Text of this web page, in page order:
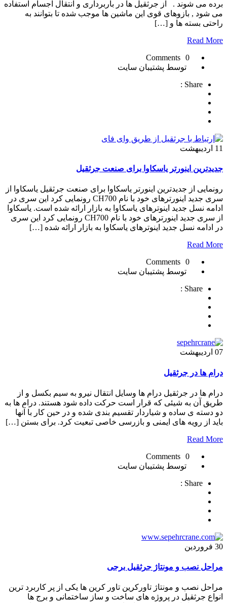
برده می شوند . از جرثقیل ها در باربرداری و انتقال اجسام استفاده
می شود , بازوهای قوی این ماشین ها موجب شده تا بتوانند به
راحتی بسته ها و […]
Read More
0 Comments
توسط پشتیبان سایت
Share :
11 اردیبهشت
جدیدترین اینورتر یاسکاوا برای صنعت جرثقیل
رونمایی از جدیدترین اینورتر یاسکاوا برای صنعت جرثقیل یاسکاوا از
سری جدید اینورترهای خود با نام CH700 رونمایی کرد این سری در
ادامه نسل جدید اینوترهای یاسکاوا به بازار ارائه شده است. یاسکاوا
از سری جدید اینورترهای خود با نام CH700 رونمایی کرد این سری
در ادامه نسل جدید اینوترهای یاسکاوا به بازار ارائه شده […]
Read More
0 Comments
توسط پشتیبان سایت
Share :
07 اردیبهشت
درام ها در جرثقیل
درام ها در جرثقیل درام ها وسایل انتقال نیرو به سیم بکسل و از
طریق آن به شیئی که قرار است حرکت داده شود هستند. درام ها به
دو دسته ی ساده و شیاردار تقسیم بندی شده و در حین کار با آنها
باید از رویه های ایمنی و بازرسی خاصی تبعیت کرد. برای بستن […]
Read More
0 Comments
توسط پشتیبان سایت
Share :
30 فروردین
مراحل نصب و مونتاژ جرثقیل برجی
مراحل نصب و مونتاژ تاورکرین تاور کرین ها یکی از پر کاربرد ترین
انواع جرثقیل در پروژه های ساخت و ساز ساختمانی و برج ها